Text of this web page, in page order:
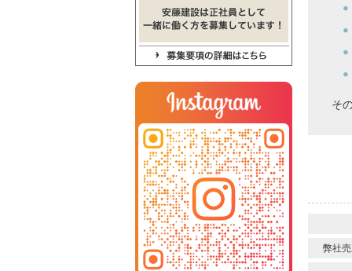
そ
弊社